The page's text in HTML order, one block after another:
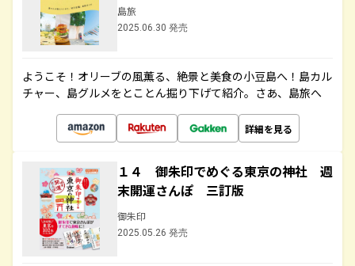
島旅
2025.06.30 発売
ようこそ！オリーブの風薫る、絶景と美食の小豆島へ！島カル
チャー、島グルメをとことん掘り下げて紹介。さあ、島旅へ
詳細を見る
１４ 御朱印でめぐる東京の神社 週
末開運さんぽ 三訂版
御朱印
2025.05.26 発売